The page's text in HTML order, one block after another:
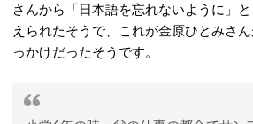
さんから「日本語を忘れないように」
えられたそうで、これが金原ひとみさ
っかけだったそうです。